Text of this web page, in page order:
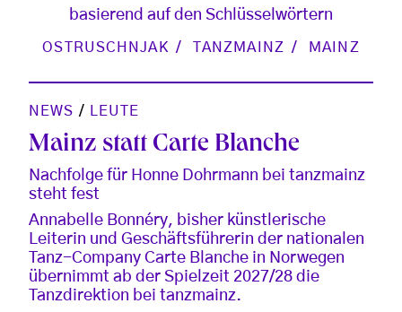
basierend auf den Schlüsselwörtern
OSTRUSCHNJAK TANZMAINZ MAINZ
NEWS / LEUTE
Mainz statt Carte Blanche
Nachfolge für Honne Dohrmann bei tanzmainz
steht fest
Annabelle Bonnéry, bisher künstlerische
Leiterin und Geschäftsführerin der nationalen
Tanz-Company Carte Blanche in Norwegen
übernimmt ab der Spielzeit 2027/28 die
Tanzdirektion bei tanzmainz.